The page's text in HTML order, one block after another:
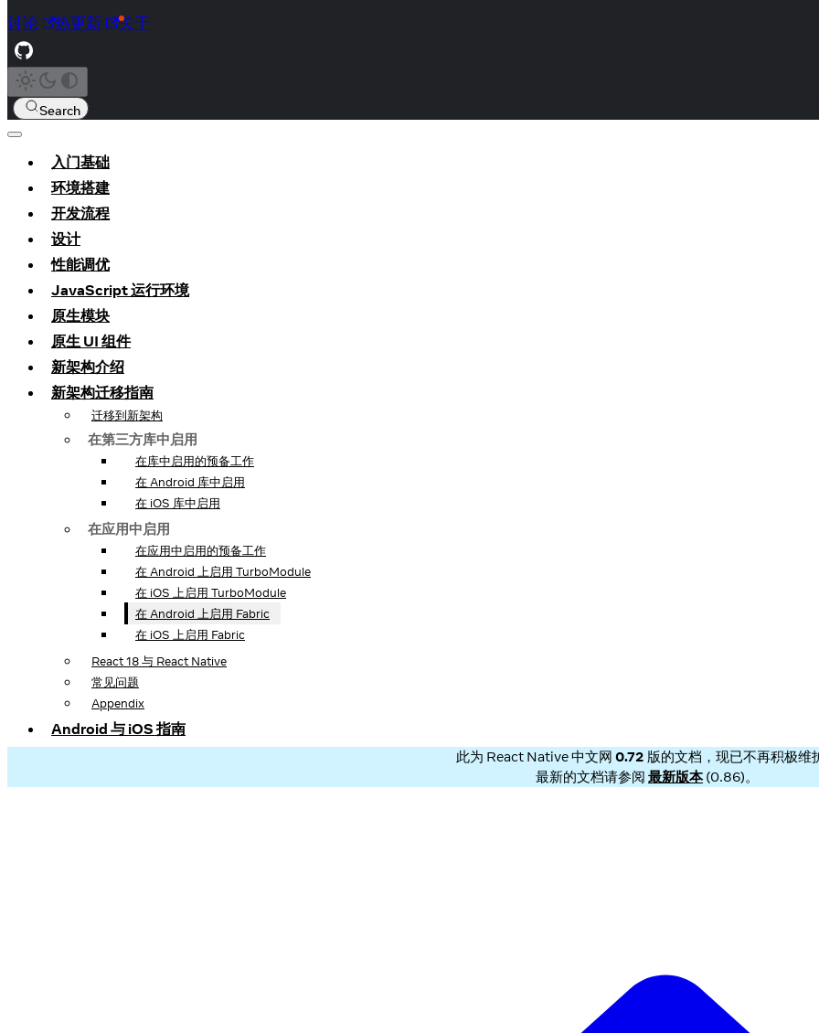
讨论 热更新 关于
Search
入门基础
环境搭建
开发流程
设计
性能调优
JavaScript 运行环境
原生模块
原生 UI 组件
新架构介绍
新架构迁移指南
迁移到新架构
在第三方库中启用
在库中启用的预备工作
在 Android 库中启用
在 iOS 库中启用
在应用中启用
在应用中启用的预备工作
在 Android 上启用 TurboModule
在 iOS 上启用 TurboModule
在 Android 上启用 Fabric
在 iOS 上启用 Fabric
React 18 与 React Native
常见问题
Appendix
Android 与 iOS 指南
此为 React Native 中文网 0.72 版的文档，现已不再积极维
最新的文档请参阅 最新版本(0.86)。